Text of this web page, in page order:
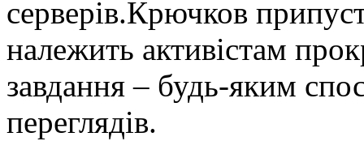
серверів.Крючков
належить активістам
завдання – будь-яким
переглядів.